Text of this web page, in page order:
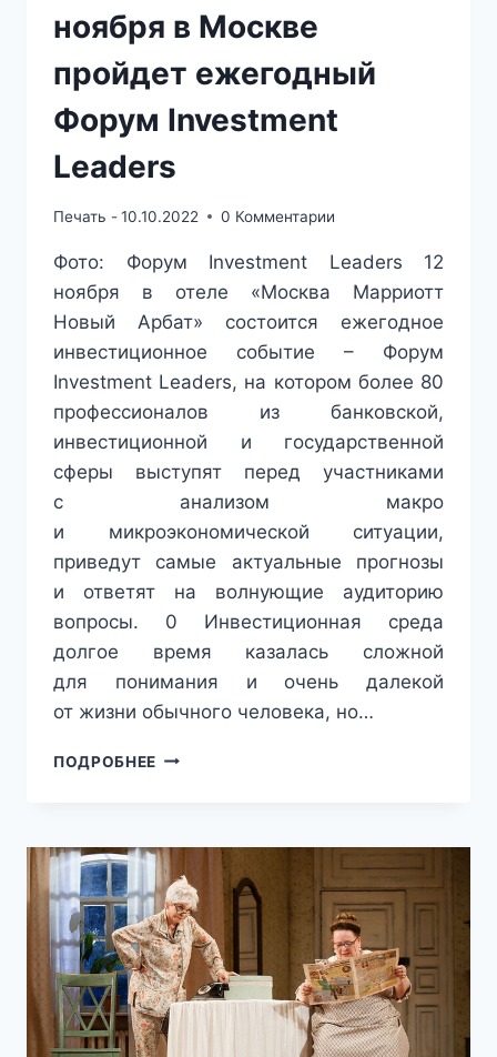
ноября в Москве
пройдет ежегодный
Форум Investment
Leaders
Печать -10.10.2022 0 Комментарии
Фото: Форум Investment Leaders 12
ноября в отеле «Москва Марриотт
Новый Арбат» состоится ежегодное
инвестиционное событие – Форум
Investment Leaders, на котором более 80
профессионалов из банковской,
инвестиционной и государственной
сферы выступят перед участниками
с анализом макро
и микроэкономической ситуации,
приведут самые актуальные прогнозы
и ответят на волнующие аудиторию
вопросы. 0 Инвестиционная среда
долгое время казалась сложной
для понимания и очень далекой
от жизни обычного человека, но…
ПОДРОБНЕЕ ИНВЕСТИЦИИ
НОЯБРЯ
В
МОСКВЕ
ПРОЙДЕТ
ЕЖЕГОДНЫЙ
ФОРУМ
INVESTMENT
LEADERS